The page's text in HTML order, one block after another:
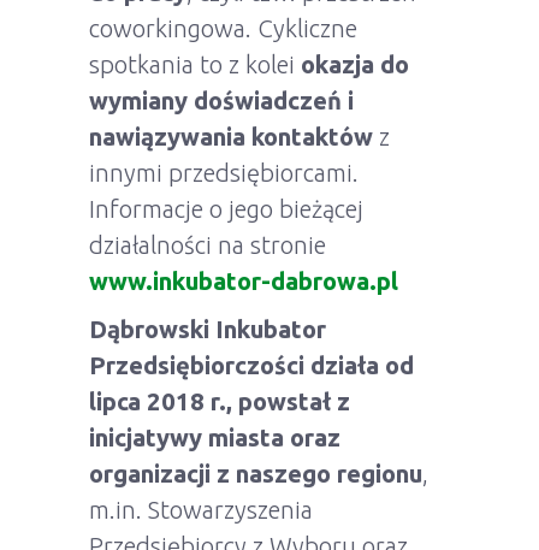
coworkingowa. Cykliczne
spotkania to z kolei okazja do
wymiany doświadczeń i
nawiązywania kontaktów z
innymi przedsiębiorcami.
Informacje o jego bieżącej
działalności na stronie
www.inkubator-dabrowa.pl
Dąbrowski Inkubator
Przedsiębiorczości działa od
lipca 2018 r., powstał z
inicjatywy miasta oraz
organizacji z naszego regionu,
m.in. Stowarzyszenia